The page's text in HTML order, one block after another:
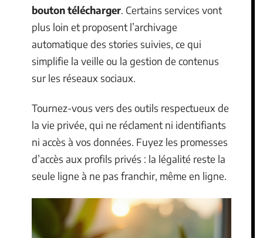
bouton télécharger. Certains services vont
plus loin et proposent l’archivage
automatique des stories suivies, ce qui
simplifie la veille ou la gestion de contenus
sur les réseaux sociaux.
Tournez-vous vers des outils respectueux de
la vie privée, qui ne réclament ni identifiants
ni accès à vos données. Fuyez les promesses
d’accès aux profils privés : la légalité reste la
seule ligne à ne pas franchir, même en ligne.